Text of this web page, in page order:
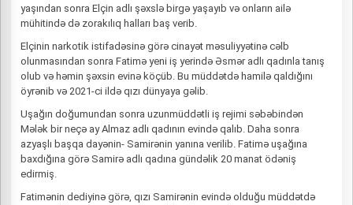
yaşından sonra Elçin adlı şəxslə birgə yaşayıb və onların ailə
mühitində də zorakılıq halları baş verib.
Elçinin narkotik istifadəsinə görə cinayət məsuliyyətinə cəlb
olunmasından sonra Fatimə yeni iş yerində Əsmər adlı qadınla tanış
olub və həmin şəxsin evinə köçüb. Bu müddətdə hamilə qaldığını
öyrənib və 2021-ci ildə qızı dünyaya gəlib.
Uşağın doğumundan sonra uzunmüddətli iş rejimi səbəbindən
Mələk bir neçə ay Almaz adlı qadının evində qalıb. Daha sonra
azyaşlı başqa dayənin- Samirənin yanına verilib. Fatimə uşağına
baxdığına görə Samirə adlı qadına gündəlik 20 manat ödəniş
edirmiş.
Fatimənin dediyinə görə, qızı Samirənin evində olduğu müddətdə